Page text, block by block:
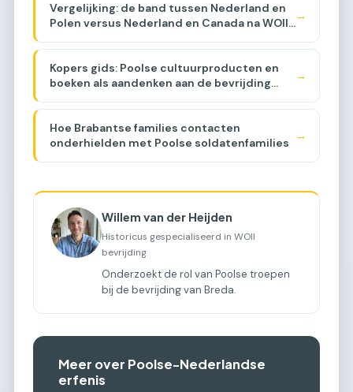
Vergelijking: de band tussen Nederland en
Polen versus Nederland en Canada na WOII
→
Kopers gids: Poolse cultuurproducten en
boeken als aandenken aan de bevrijding
→
Hoe Brabantse families contacten
onderhielden met Poolse soldatenfamilies
→
Willem van der Heijden
Historicus gespecialiseerd in WOII
bevrijding
Onderzoekt de rol van Poolse troepen
bij de bevrijding van Breda.
Meer over Poolse-Nederlandse
erfenis